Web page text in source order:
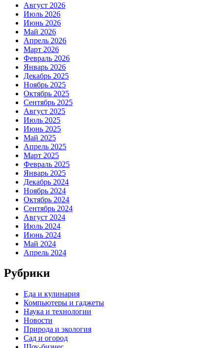
Август 2026
Июль 2026
Июнь 2026
Май 2026
Апрель 2026
Март 2026
Февраль 2026
Январь 2026
Декабрь 2025
Ноябрь 2025
Октябрь 2025
Сентябрь 2025
Август 2025
Июль 2025
Июнь 2025
Май 2025
Апрель 2025
Март 2025
Февраль 2025
Январь 2025
Декабрь 2024
Ноябрь 2024
Октябрь 2024
Сентябрь 2024
Август 2024
Июль 2024
Июнь 2024
Май 2024
Апрель 2024
Рубрики
Еда и кулинария
Компьютеры и гаджеты
Наука и технологии
Новости
Природа и экология
Сад и огород